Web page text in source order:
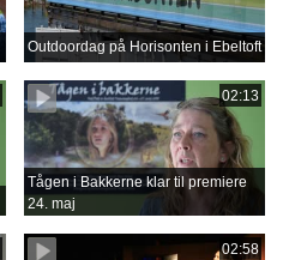
Outdoordag på Horisonten i Ebeltoft
02:13
Tågen i Bakkerne klar til premiere
24. maj
02:58